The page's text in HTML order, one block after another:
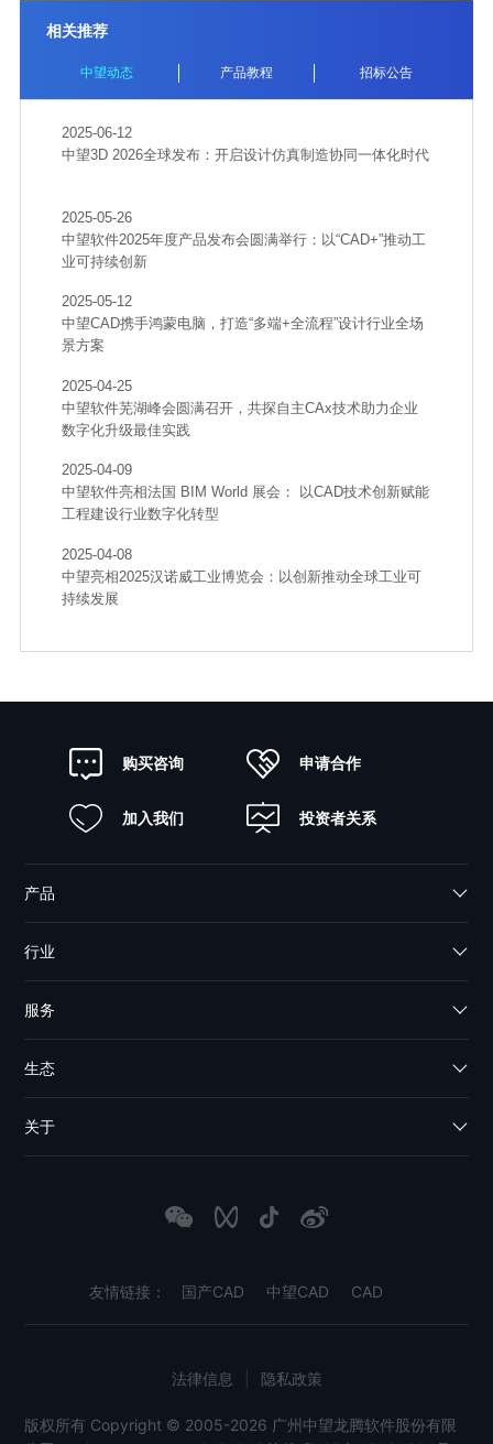
相关推荐
中望动态 产品教程 招标公告
2025-06-12
中望3D 2026全球发布：开启设计仿真制造协同一体化时代
2025-05-26
中望软件2025年度产品发布会圆满举行：以“CAD+”推动工
业可持续创新
2025-05-12
中望CAD携手鸿蒙电脑，打造“多端+全流程”设计行业全场
景方案
2025-04-25
中望软件芜湖峰会圆满召开，共探自主CAx技术助力企业
数字化升级最佳实践
2025-04-09
中望软件亮相法国 BIM World 展会： 以CAD技术创新赋能
工程建设行业数字化转型
2025-04-08
中望亮相2025汉诺威工业博览会：以创新推动全球工业可
持续发展
购买咨询 申请合作
加入我们 投资者关系
产品
行业
服务
生态
关于
友情链接： 国产CAD 中望CAD CAD
版权所有 Copyright © 2005-2026 广州中望龙腾软件股份有限
法律信息 隐私政策